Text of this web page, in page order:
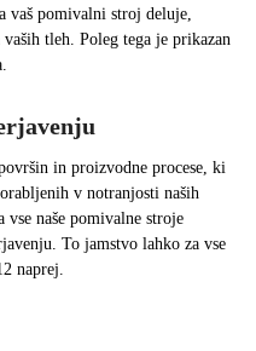
vaš pomivalni stroj deluje,
tleh. Poleg tega je prikazan
in proizvodne procese, ki
v notranjosti naših
naše pomivalne stroje
To jamstvo lahko za vse
naprej.